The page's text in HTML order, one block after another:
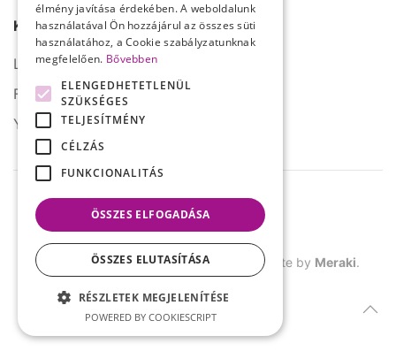
Kövessen minket
LinkedIn
Facebook
YouTube
© SERCO. Minden jog fenntartva. Site by Meraki.
élmény javítása érdekében. A weboldalunk
használatával Ön hozzájárul az összes süti
használatához, a Cookie szabályzatunknak
megfelelően. Bővebben
ELENGEDHETETLENÜL
SZÜKSÉGES
TELJESÍTMÉNY
CÉLZÁS
FUNKCIONALITÁS
ÖSSZES ELFOGADÁSA
ÖSSZES ELUTASÍTÁSA
RÉSZLETEK MEGJELENÍTÉSE
POWERED BY COOKIESCRIPT